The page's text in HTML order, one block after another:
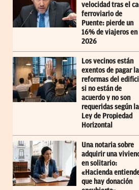
velocidad tras el
ferroviario de
Puente: pierde un
16% de viajeros en
2026
Los vecinos están
exentos de pagar
reformas del
si no están de
acuerdo y no son
requeridas según la
Ley de Propiedad
Horizontal
Una notaria sobre
adquirir una
en solitario:
«Hacienda
que hay donación